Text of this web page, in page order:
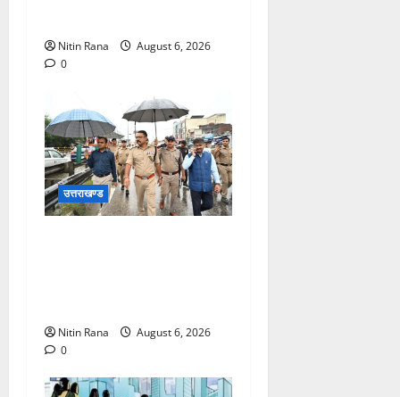
Nitin Rana
August 6, 2026
0
उत्तराखण्ड
Nitin Rana
August 6, 2026
0